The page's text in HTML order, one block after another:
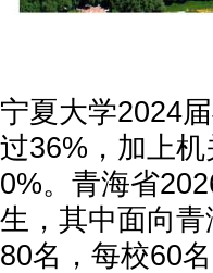
宁夏大学2024
过36%，加上
0%。青海省
生，其中面向
80名，每校60名